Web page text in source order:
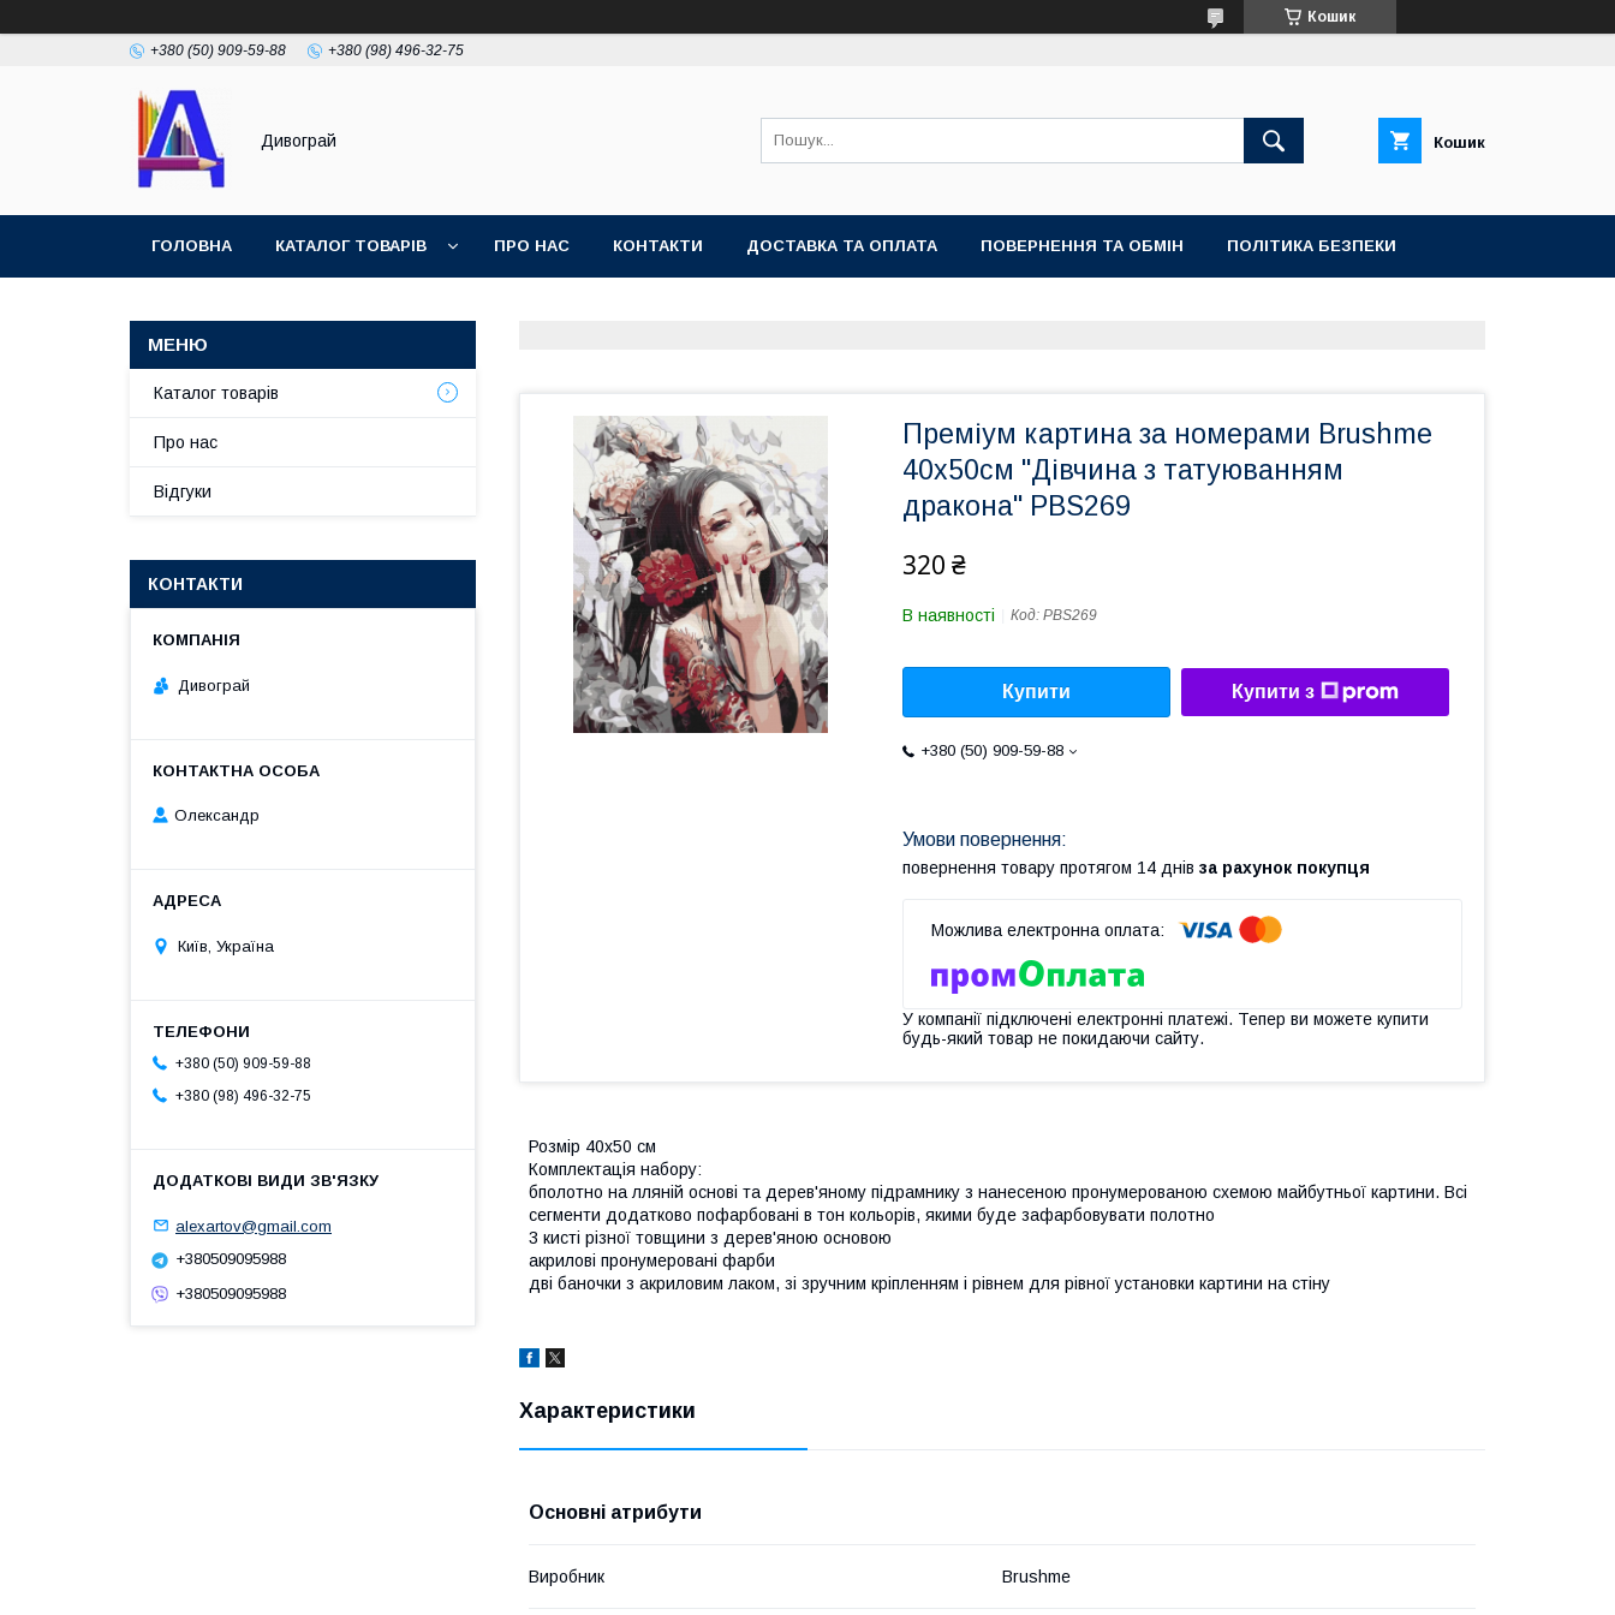
Кошик
+380 (50) 909-59-88 +380 (98) 496-32-75
Дивограй Кошик
ГОЛОВНА КАТАЛОГ ТОВАРІВ ПРО НАС КОНТАКТИ ДОСТАВКА ТА ОПЛАТА ПОВЕРНЕННЯ ТА ОБМІН ПОЛІТИКА БЕЗПЕКИ
Преміум картина за номерами Brushme
40x50см "Дівчина з татуюванням
дракона" PBS269
320 ₴
В наявності Код: PBS269
Купити Купити з
+380 (50) 909-59-88
повернення товару протягом 14 днів за рахунок покупця
У компанії підключені електронні платежі. Тепер ви можете купити
будь-який товар не покидаючи сайту.
Розмір 40x50 см
Комплектація набору:
бполотно на лляній основі та дерев'яному підрамнику з нанесеною пронумерованою схемою майбутньої картини. Всі
сегменти додатково пофарбовані в тон кольорів, якими буде зафарбовувати полотно
3 кисті різної товщини з дерев'яною основою
акрилові пронумеровані фарби
дві баночки з акриловим лаком, зі зручним кріпленням і рівнем для рівної установки картини на стіну
Характеристики
Основні атрибути
Виробник Brushme
Каталог товарів
Про нас
Відгуки
КОНТАКТИ
Дивограй
Олександр
Київ, Україна
+380 (50) 909-59-88
+380 (98) 496-32-75
alexartov@gmail.com
+380509095988
+380509095988